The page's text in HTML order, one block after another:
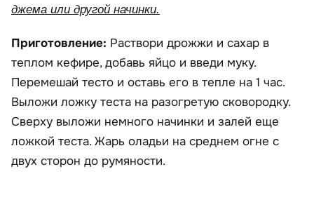
джема или другой начинки.
Приготовление: Раствори дрожжи и сахар в
теплом кефире, добавь яйцо и введи муку.
Перемешай тесто и оставь его в тепле на 1 час.
Выложи ложку теста на разогретую сковородку.
Сверху выложи немного начинки и залей еще
ложкой теста. Жарь оладьи на среднем огне с
двух сторон до румяности.